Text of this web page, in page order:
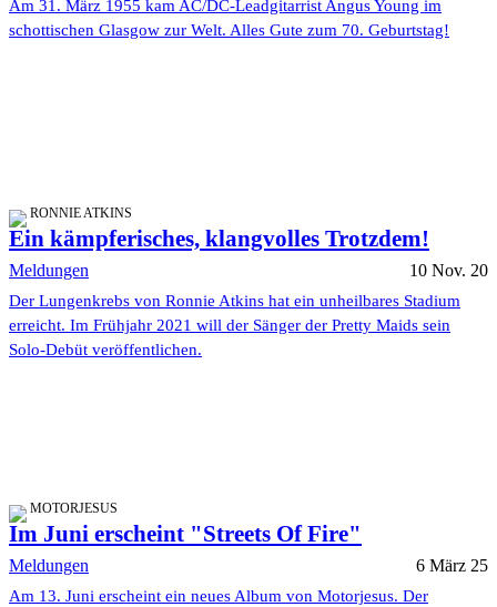
Am 31. März 1955 kam AC/DC-Leadgitarrist Angus Young im
schottischen Glasgow zur Welt. Alles Gute zum 70. Geburtstag!
RONNIE ATKINS
Ein kämpferisches, klangvolles Trotzdem!
Meldungen 10 Nov. 20
Der Lungenkrebs von Ronnie Atkins hat ein unheilbares Stadium
erreicht. Im Frühjahr 2021 will der Sänger der Pretty Maids sein
Solo-Debüt veröffentlichen.
MOTORJESUS
Im Juni erscheint "Streets Of Fire"
Meldungen 6 März 25
Am 13. Juni erscheint ein neues Album von Motorjesus. Der